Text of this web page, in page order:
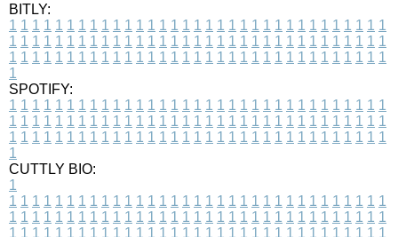
BITLY:
1 1 1 1 1 1 1 1 1 1 1 1 1 1 1 1 1 1 1 1 1 1 1 1 1 1 1 1 1 1 1 1 1
1 1 1 1 1 1 1 1 1 1 1 1 1 1 1 1 1 1 1 1 1 1 1 1 1 1 1 1 1 1 1 1 1
1 1 1 1 1 1 1 1 1 1 1 1 1 1 1 1 1 1 1 1 1 1 1 1 1 1 1 1 1 1 1 1 1
1
SPOTIFY:
1 1 1 1 1 1 1 1 1 1 1 1 1 1 1 1 1 1 1 1 1 1 1 1 1 1 1 1 1 1 1 1 1
1 1 1 1 1 1 1 1 1 1 1 1 1 1 1 1 1 1 1 1 1 1 1 1 1 1 1 1 1 1 1 1 1
1 1 1 1 1 1 1 1 1 1 1 1 1 1 1 1 1 1 1 1 1 1 1 1 1 1 1 1 1 1 1 1 1
1
CUTTLY BIO:
1
1 1 1 1 1 1 1 1 1 1 1 1 1 1 1 1 1 1 1 1 1 1 1 1 1 1 1 1 1 1 1 1 1
1 1 1 1 1 1 1 1 1 1 1 1 1 1 1 1 1 1 1 1 1 1 1 1 1 1 1 1 1 1 1 1 1
1 1 1 1 1 1 1 1 1 1 1 1 1 1 1 1 1 1 1 1 1 1 1 1 1 1 1 1 1 1 1 1 1